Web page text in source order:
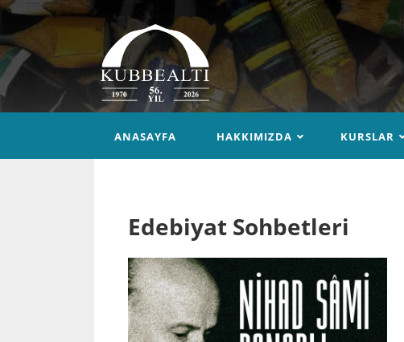
ANASAYFA HAKKIMIZDA KURSLAR
Edebiyat Sohbetleri